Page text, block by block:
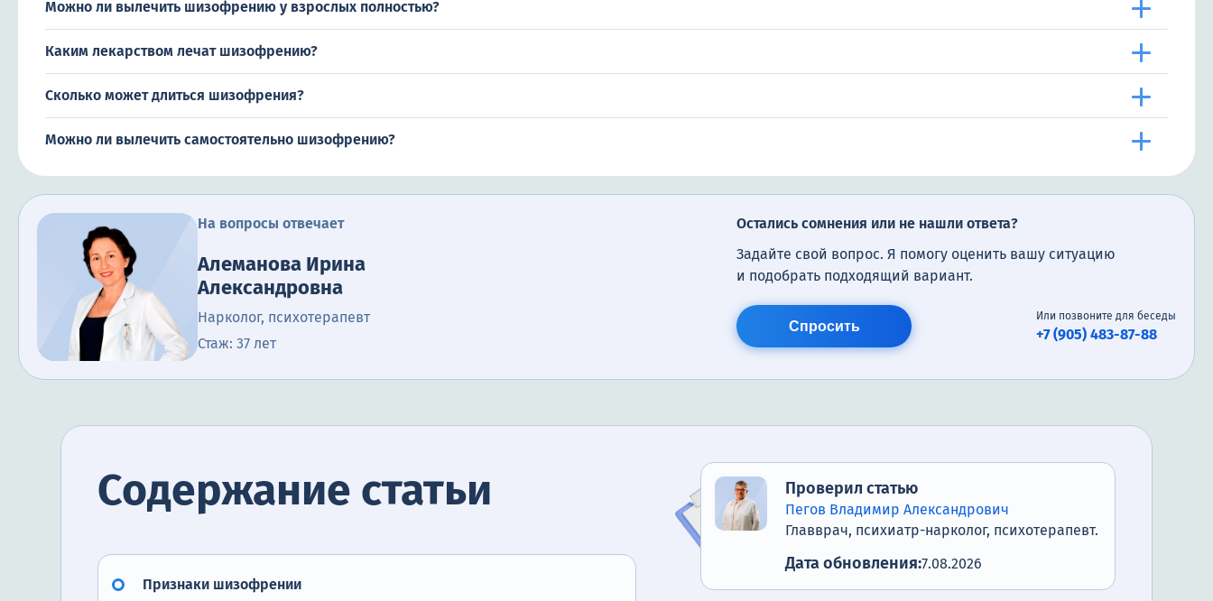
Можно ли вылечить шизофрению у взрослых полностью?
Каким лекарством лечат шизофрению?
Сколько может длиться шизофрения?
Можно ли вылечить самостоятельно шизофрению?
На вопросы отвечает
Алеманова Ирина
Александровна
Нарколог, психотерапевт
Стаж: 37 лет
Остались сомнения или не нашли ответа?
Задайте свой вопрос. Я помогу оценить вашу ситуацию
и подобрать подходящий вариант.
Спросить
Или позвоните для беседы
+7 (905) 483-87-88
Содержание статьи
Признаки шизофрении
Проверил статью
Пегов Владимир Александрович
Главврач, психиатр-нарколог, психотерапевт.
Дата обновления:7.08.2026